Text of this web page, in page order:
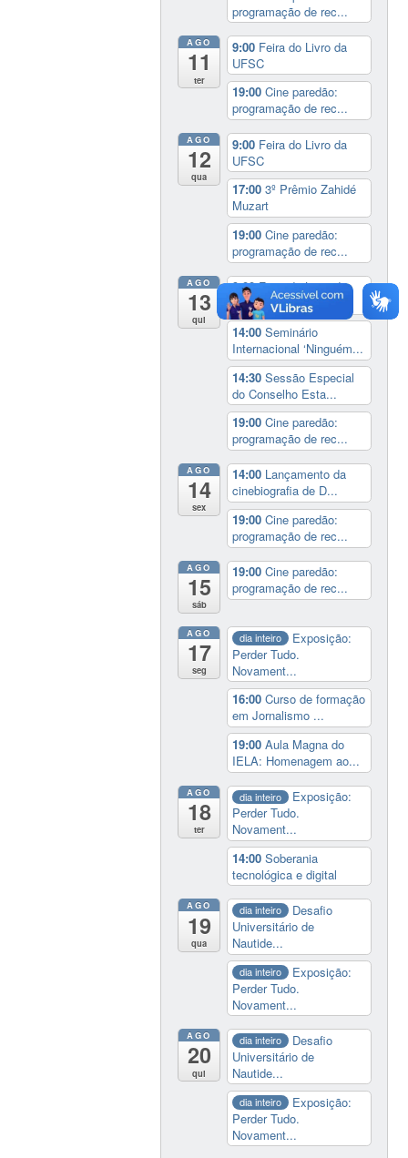
programação de rec...
AGO
11
ter
9:00 Feira do Livro da
UFSC
19:00Cine paredão:
programação de rec...
AGO
12
qua
9:00 Feira do Livro da
UFSC
17:003º Prêmio Zahidé
Muzart
19:00Cine paredão:
programação de rec...
AGO
13
qui
9:00Feira do Livro da
UFSC
14:00Seminário
Internacional ‘Ninguém...
14:30Sessão Especial
do Conselho Esta...
19:00Cine paredão:
programação de rec...
AGO
14
sex
14:00 Lançamento da
cinebiografia de D...
19:00Cine paredão:
programação de rec...
AGO
15
sáb
19:00Cine paredão:
programação de rec...
AGO
17
seg
dia inteiro
Exposição:
Perder Tudo.
Novament...
16:00Curso de formação
em Jornalismo ...
19:00Aula Magna do
IELA: Homenagem ao...
AGO
18
ter
dia inteiro
Exposição:
Perder Tudo.
Novament...
14:00Soberania
tecnológica e digital
AGO
19
qua
dia inteiro
Desafio
Universitário de
Nautide...
dia inteiro
Exposição:
Perder Tudo.
Novament...
AGO
20
qui
dia inteiro
Desafio
Universitário de
Nautide...
dia inteiro
Exposição:
Perder Tudo.
Novament...